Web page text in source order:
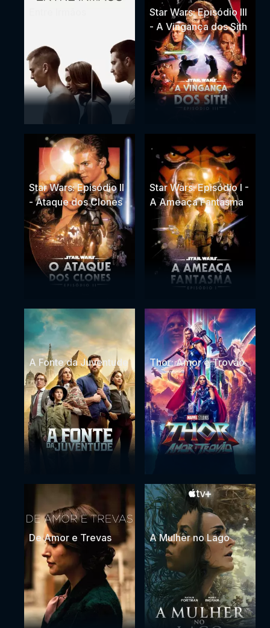
Star Wars: Episódio III
- A Vingança dos Sith
Star Wars: Episódio II
- Ataque dos Clones
Star Wars: Episódio I -
A Ameaça Fantasma
A Fonte da Juventude Thor: Amor e Trovão
De Amor e Trevas A Mulher no Lago